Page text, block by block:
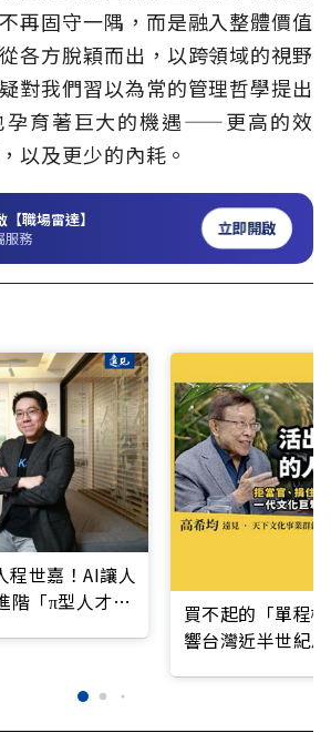
再固守一隅，而是融入整體價值
各方脫穎而出，以跨領域的視野
對我們習以為常的管理哲學提出
孕育著巨大的機遇——更高的效
以及更少的內耗。
職場雷達】
服務 立即開啟
程世嘉！AI讓人
階「π型人才」
買不起的「單程
響台灣近半世紀